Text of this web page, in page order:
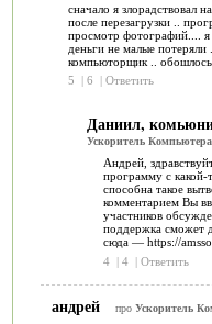
сначало я злорадствовал
после перезагрузки ..
просмотр фотографий.... я
деньги не малые
компьюторщик .. обошлось
5
| 6 | Ответить
Даниил,
Ускоритель
Андрей,
программу с
способна такое
комментарием Вы
участников
поддержка сможет
сюда — https://
4 | 4 | Ответить
андрей про Ускоритель